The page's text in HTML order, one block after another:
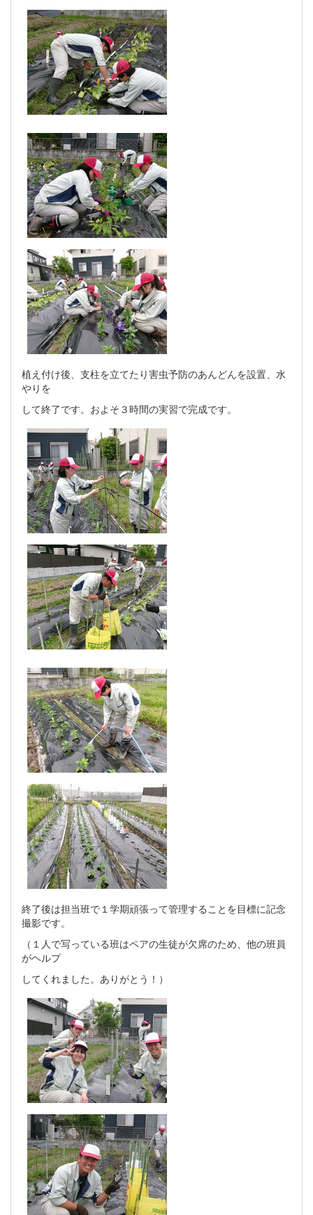
植え付け後、支柱を立てたり害虫予防のあんどんを設置、水
やりを
して終了です。およそ３時間の実習で完成です。
終了後は担当班で１学期頑張って管理することを目標に記念
撮影です。
（１人で写っている班はペアの生徒が欠席のため、他の班員
がヘルプ
してくれました。ありがとう！）